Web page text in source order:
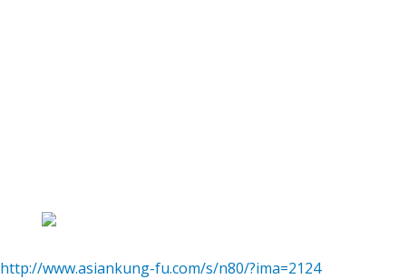
http://www.asiankung-fu.com/s/n80/?ima=2124